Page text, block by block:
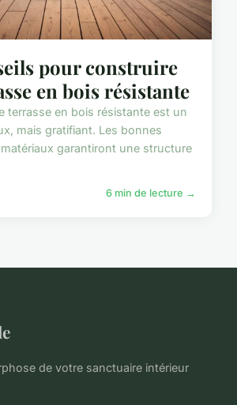
pour construire
en bois résistante
terrasse en bois résistante est un
mais gratifiant. Les bonnes
garantiront une structure
6 min de lecture →
de votre sanctuaire intérieur